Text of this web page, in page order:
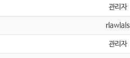
관리자
rlawlals
관리자